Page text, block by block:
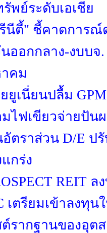
พย์ระดับเอเชีย
นีตี้" ชี้คาดการณ์
ออกกลาง-งบบ
คม
ยูเนี่ยนปลื้ม
ไฟเขียวจ่ายปัน
ตราส่วน D/E ป
กร่ง
REIT
เตรียมเข้าลงทุน
รากฐานของอุต